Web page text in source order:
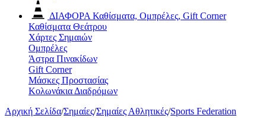
ΔΙΑΦΟΡΑ Καθίσματα, Ομπρέλες, Gift Corner
Καθίσματα Θεάτρου
Χάρτες Σημαιών
Ομπρέλες
Άστρα Πινακίδων
Gift Corner
Μάσκες Προστασίας
Κολωνάκια Διαδρόμων
Αρχική Σελίδα/Σημαίες/Σημαίες Αθλητικές/Sports Federation